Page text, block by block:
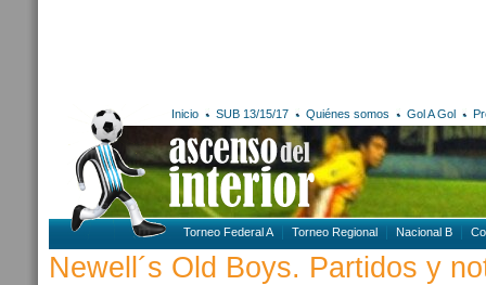
Inicio SUB 13/15/17 Quiénes somos Gol A Gol
Torneo Federal A Torneo Regional Nacional B
Newell´s Old Boys. Partidos y